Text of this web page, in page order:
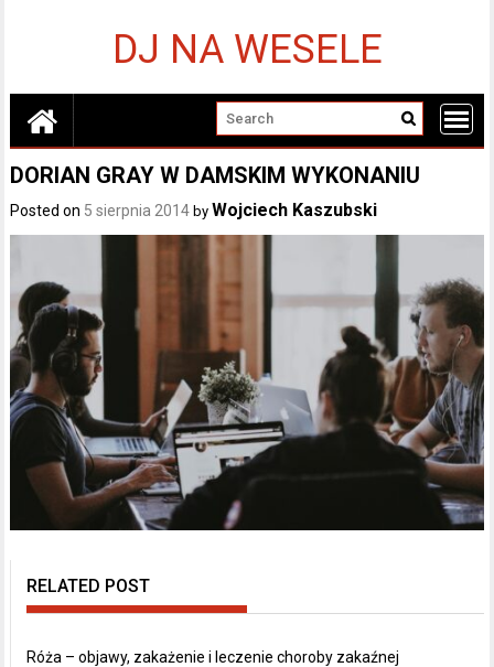
DJ NA WESELE
DORIAN GRAY W DAMSKIM WYKONANIU
Posted on 5 sierpnia 2014 by Wojciech Kaszubski
RELATED POST
Róża – objawy, zakażenie i leczenie choroby zakaźnej